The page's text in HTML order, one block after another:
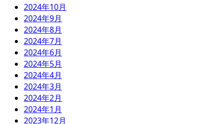
2024年10月
2024年9月
2024年8月
2024年7月
2024年6月
2024年5月
2024年4月
2024年3月
2024年2月
2024年1月
2023年12月